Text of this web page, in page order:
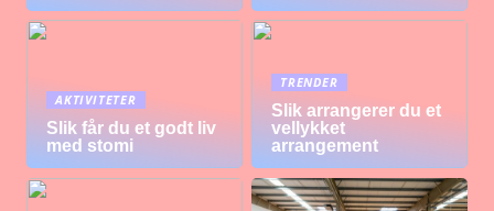
AKTIVITETER
Slik får du et godt liv
med stomi
TRENDER
Slik arrangerer du et
vellykket
arrangement